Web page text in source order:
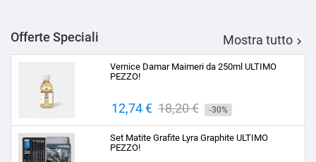
Offerte Speciali Mostra tutto 
Vernice Damar Maimeri da 250ml ULTIMO
PEZZO!
Prezzo
12,74 € Prezzo
base
18,20 € -30%
Set Matite Grafite Lyra Graphite ULTIMO
PEZZO!